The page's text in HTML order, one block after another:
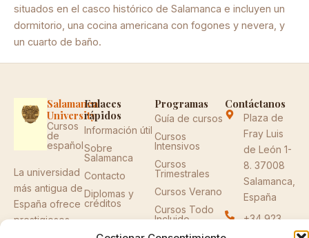
situados en el casco histórico de Salamanca e incluyen un
dormitorio, una cocina americana con fogones y nevera, y
un cuarto de baño.
Salamanca
University
Cursos
de
español
La universidad
más antigua de
España ofrece
prestigiosos
Enlaces
rápidos
Información útil
Sobre
Salamanca
Contacto
Diplomas y
créditos
Programas
Guía de cursos
Cursos
Intensivos
Cursos
Trimestrales
Cursos Verano
Cursos Todo
Incluido
Contáctanos
Plaza de
Fray Luis
de León 1-
8. 37008
Salamanca,
España
+34 923